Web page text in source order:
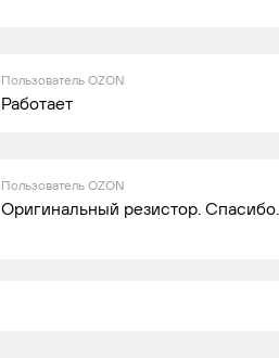
Пользователь OZON
Работает
Пользователь OZON
Оригинальный резистор. Спасибо.